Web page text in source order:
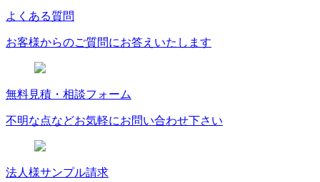
よくある質問
お客様からのご質問にお答えいたします
無料見積・相談フォーム
不明な点などお気軽にお問い合わせ下さい
法人様サンプル請求